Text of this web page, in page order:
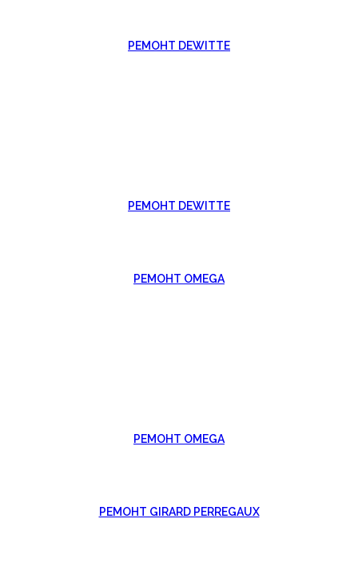
РЕМОНТ DEWITTE
РЕМОНТ DEWITTE
РЕМОНТ OMEGA
РЕМОНТ OMEGA
РЕМОНТ GIRARD PERREGAUX